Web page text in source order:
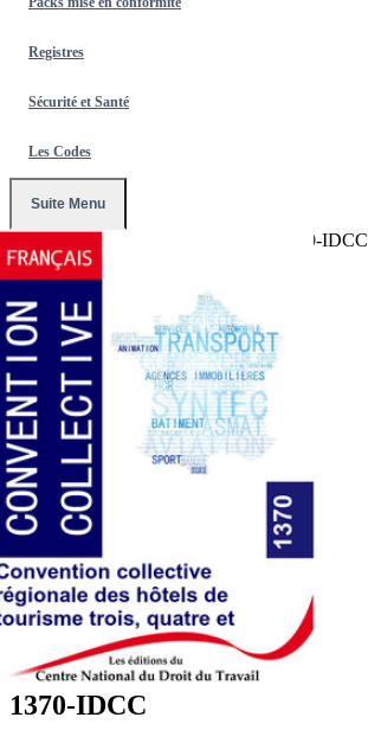
Registres
Sécurité et Santé
Les Codes
Suite Menu
Conventions Collectives 1370-IDCC
1370-IDCC